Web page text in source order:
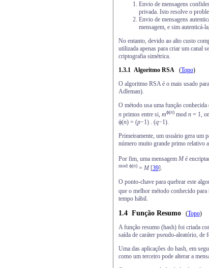
Envio de mensagens
privada. Isto resolve o
Envio de mensagens
mensagem, e sim autenticá-
No entanto, devido ao alto custo
utilizada apenas para criar um canal
criptografia simétrica.
1.3.1Algoritmo RSA(Topo)
O algoritmo RSA é o mais usado
Adleman).
O método usa uma função
nprimos entre si, mϕ(n)mod n= 1,
ϕ(n) = (p−1) . (q−1).
Primeiramente, um usuário gera um
número muito grande primo relativo
Por fim, uma mensagem Mé
mod ϕ(n)= M[39].
O ponto-chave para quebrar este
que o melhor método conhecido
tempo hábil.
1.4Função Resumo(Topo)
A função resumo (hash) foi criada
saída de caráter pseudo-aleatório, de
Uma das aplicações do hash, em
como um terceiro pode alterar a